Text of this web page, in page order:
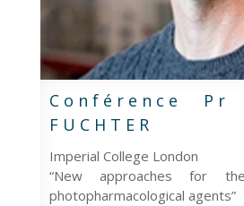
Conférence Pr
FUCHTER
Imperial College London
“New approaches for
photopharmacological agents”